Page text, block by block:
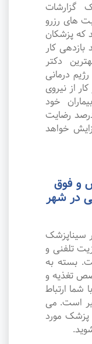
گزارشات
های رزرو
که پزشکان
بازدهی کار
دکتر
درمانی
از نیروی
خود
رضایت
خواهد
و فوق
در شهر
سیناپزشک
تلفنی و
بسته به
تغذیه و
شما ارتباط
است. می
پزشک مورد